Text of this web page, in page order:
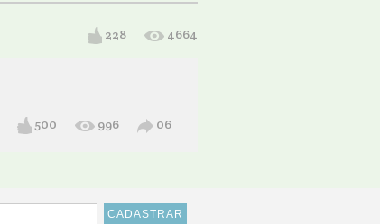
228 4664
500 996 06